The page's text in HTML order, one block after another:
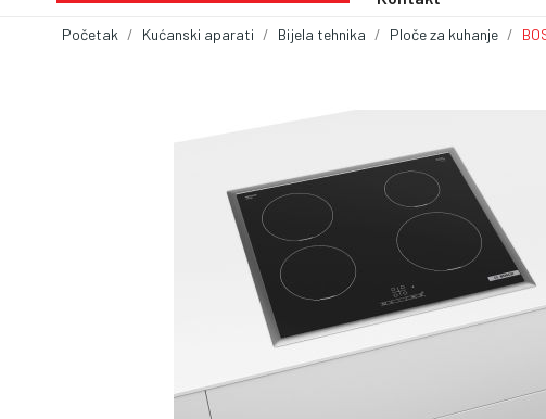
Početak Kućanski aparati Bijela tehnika Ploče za kuhanje